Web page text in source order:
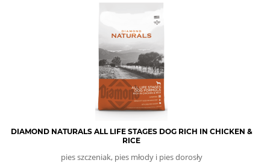
DIAMOND NATURALS ALL LIFE STAGES DOG RICH IN CHICKEN &
RICE
pies szczeniak, pies młody i pies dorosły